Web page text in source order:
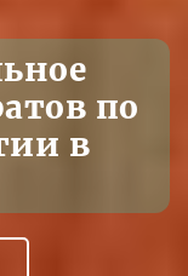
по
в